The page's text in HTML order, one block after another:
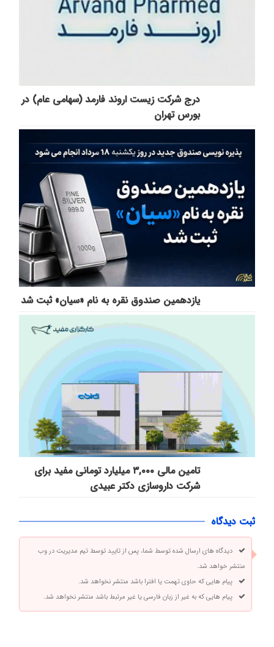
درج شرکت زیست اروند فارمد (سهامی عام) در
بورس تهران
یازدهمین صندوق نقره به نام «سیان» ثبت شد
تامین مالی ۳,۰۰۰ میلیارد تومانی مفید برای
شرکت داروسازی دکتر عبیدی
ثبت دیدگاه
دیدگاه های ارسال شده توسط شما، پس از تایید توسط تیم مدیریت در وب
منتشر خواهد شد.
پیام هایی که حاوی تهمت یا افترا باشد منتشر نخواهد شد.
پیام هایی که به غیر از زبان فارسی یا غیر مرتبط باشد منتشر نخواهد شد.